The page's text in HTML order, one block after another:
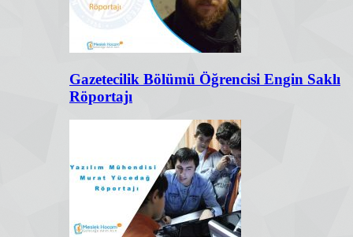
Gazetecilik Bölümü Öğrencisi Engin Saklı
Röportajı